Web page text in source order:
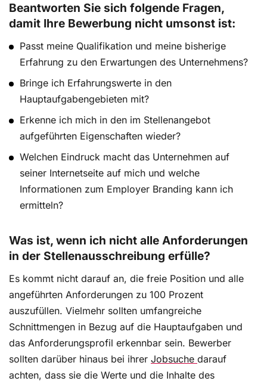
Beantworten Sie sich folgende Fragen,
damit Ihre Bewerbung nicht umsonst ist:
Passt meine Qualifikation und meine bisherige
Erfahrung zu den Erwartungen des Unternehmens?
Bringe ich Erfahrungswerte in den
Hauptaufgabengebieten mit?
Erkenne ich mich in den im Stellenangebot
aufgeführten Eigenschaften wieder?
Welchen Eindruck macht das Unternehmen auf
seiner Internetseite auf mich und welche
Informationen zum Employer Branding kann ich
ermitteln?
Was ist, wenn ich nicht alle Anforderungen
in der Stellenausschreibung erfülle?
Es kommt nicht darauf an, die freie Position und alle
angeführten Anforderungen zu 100 Prozent
auszufüllen. Vielmehr sollten umfangreiche
Schnittmengen in Bezug auf die Hauptaufgaben und
das Anforderungsprofil erkennbar sein. Bewerber
sollten darüber hinaus bei ihrer Jobsuche darauf
achten, dass sie die Werte und die Inhalte des